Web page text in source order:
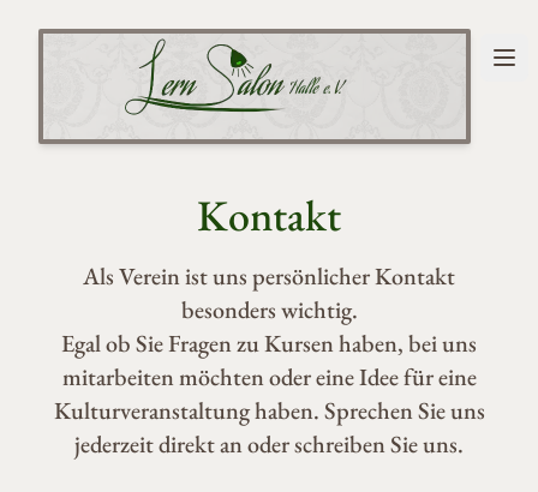
Lernsalon Halle e.V.
Kontakt
Als Verein ist uns persönlicher Kontakt
besonders wichtig.
Egal ob Sie Fragen zu Kursen haben, bei uns
mitarbeiten möchten oder eine Idee für eine
Kulturveranstaltung haben. Sprechen Sie uns
jederzeit direkt an oder schreiben Sie uns.